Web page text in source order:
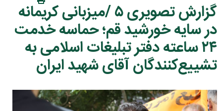
گزارش تصویری ۵ /میزبانی کریمانه
در سایه خورشید قم؛ حماسه خدمت
۲۴ ساعته دفتر تبلیغات اسلامی به
تشییع‌کنندگان آقای شهید ایران